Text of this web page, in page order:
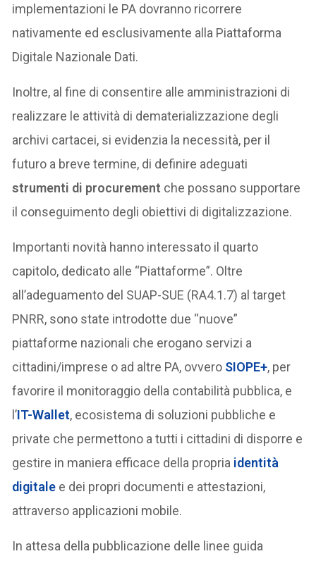
implementazioni le PA dovranno ricorrere
nativamente ed esclusivamente alla Piattaforma
Digitale Nazionale Dati.
Inoltre, al fine di consentire alle amministrazioni di
realizzare le attività di dematerializzazione degli
archivi cartacei, si evidenzia la necessità, per il
futuro a breve termine, di definire adeguati
strumenti di procurement che possano supportare
il conseguimento degli obiettivi di digitalizzazione.
Importanti novità hanno interessato il quarto
capitolo, dedicato alle “Piattaforme”. Oltre
all’adeguamento del SUAP-SUE (RA4.1.7) al target
PNRR, sono state introdotte due “nuove”
piattaforme nazionali che erogano servizi a
cittadini/imprese o ad altre PA, ovvero SIOPE+, per
favorire il monitoraggio della contabilità pubblica, e
l’IT-Wallet, ecosistema di soluzioni pubbliche e
private che permettono a tutti i cittadini di disporre e
gestire in maniera efficace della propria identità
digitale e dei propri documenti e attestazioni,
attraverso applicazioni mobile.
In attesa della pubblicazione delle linee guida